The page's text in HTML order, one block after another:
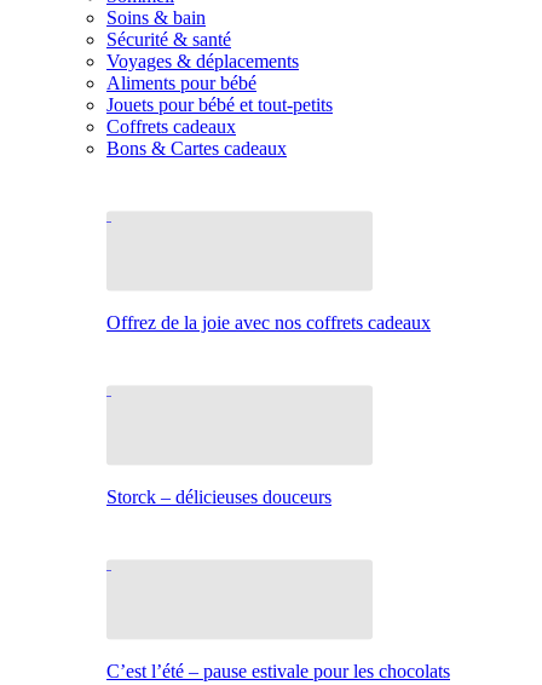
Soins & bain
Sécurité & santé
Voyages & déplacements
Aliments pour bébé
Jouets pour bébé et tout-petits
Coffrets cadeaux
Bons & Cartes cadeaux
Offrez de la joie avec nos coffrets cadeaux
Storck – délicieuses douceurs
C’est l’été – pause estivale pour les chocolats